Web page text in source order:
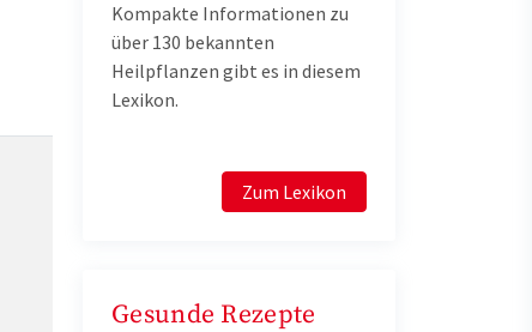
Kompakte Informationen zu
über 130 bekannten
Heilpflanzen gibt es in diesem
Lexikon.
Zum Lexikon
Gesunde Rezepte